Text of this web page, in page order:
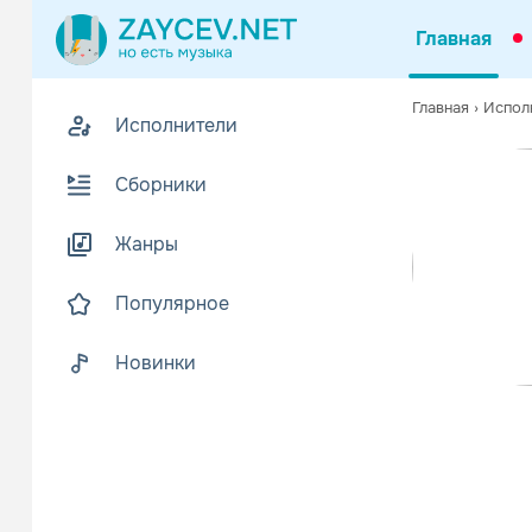
Главная
Исполнители
Сборники
Жанры
Популярное
Новинки
Главная ›